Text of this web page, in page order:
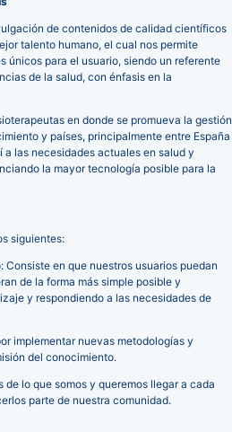
de contenidos de calidad científicos
talento humano, el cual nos permite
únicos para el usuario, siendo un referente
de la salud, con énfasis en la
en donde se promueva la gestión
y países, principalmente entre España
las necesidades actuales en salud y
la mayor tecnología posible para la
siguientes:
en que nuestros usuarios puedan
de la forma más simple posible y
y respondiendo a las necesidades de
implementar nuevas metodologías y
del conocimiento.
de lo que somos y queremos llegar a cada
parte de nuestra comunidad.